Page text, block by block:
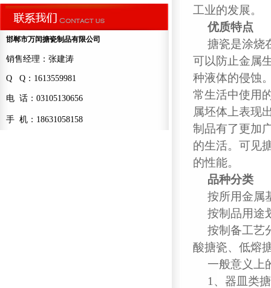
邯郸市万闰搪瓷制品有限公司
销售经理：张建涛
Q Q：1613559981
电 话：03105130656
手 机：18631058158
工业的发展。
优质特点
搪瓷是涂烧
可以防止金属
种液体的侵蚀
常生活中使用
属坯体上表现
制品有了更加
的生活。可见
的性能。
品种分类
按所用金属
按制品用途
按制备工艺
酸搪瓷、低熔
一般意义上
1、器皿类